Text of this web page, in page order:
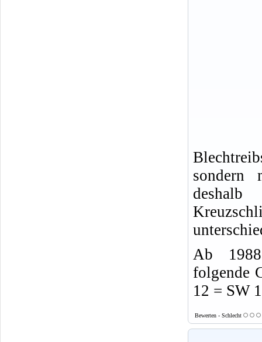
sondern
Ab
folgende
12 = SW
Bewerten - Schlecht